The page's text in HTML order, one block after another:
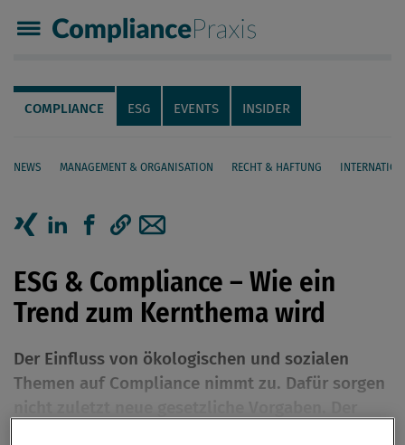
Compliance Praxis
Servicenavigation
Navigation
COMPLIANCE ESG EVENTS INSIDER
NEWS MANAGEMENT & ORGANISATION RECHT & HAFTUNG
Seiteninhalt
ESG & Compliance – Wie ein
Trend zum Kernthema wird
Der Einfluss von ökologischen und sozialen
Themen auf Compliance nimmt zu. Dafür sorgen